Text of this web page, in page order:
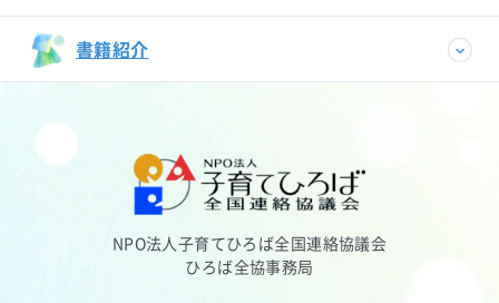
書籍紹介
NPO法人子育てひろば全国連絡協議会
ひろば全協事務局